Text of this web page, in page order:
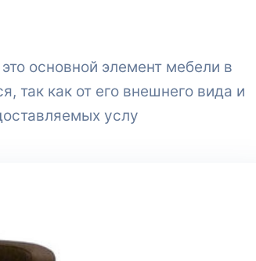
основной элемент мебели в
так как от его внешнего вида и
услу